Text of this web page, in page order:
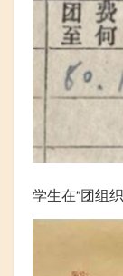
学生在“团组